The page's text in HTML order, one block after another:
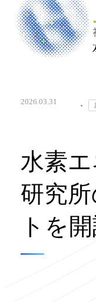
2026.03.31
水素
研究
トを